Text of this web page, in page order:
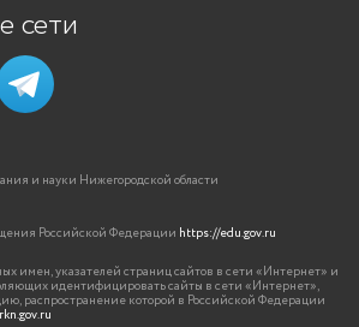
сети
и науки Нижегородской области
Российской Федерации https://edu.gov.ru
имен, указателей страниц сайтов в сети «Интернет» и
идентифицировать сайты в сети «Интернет»,
распространение которой в Российской Федерации